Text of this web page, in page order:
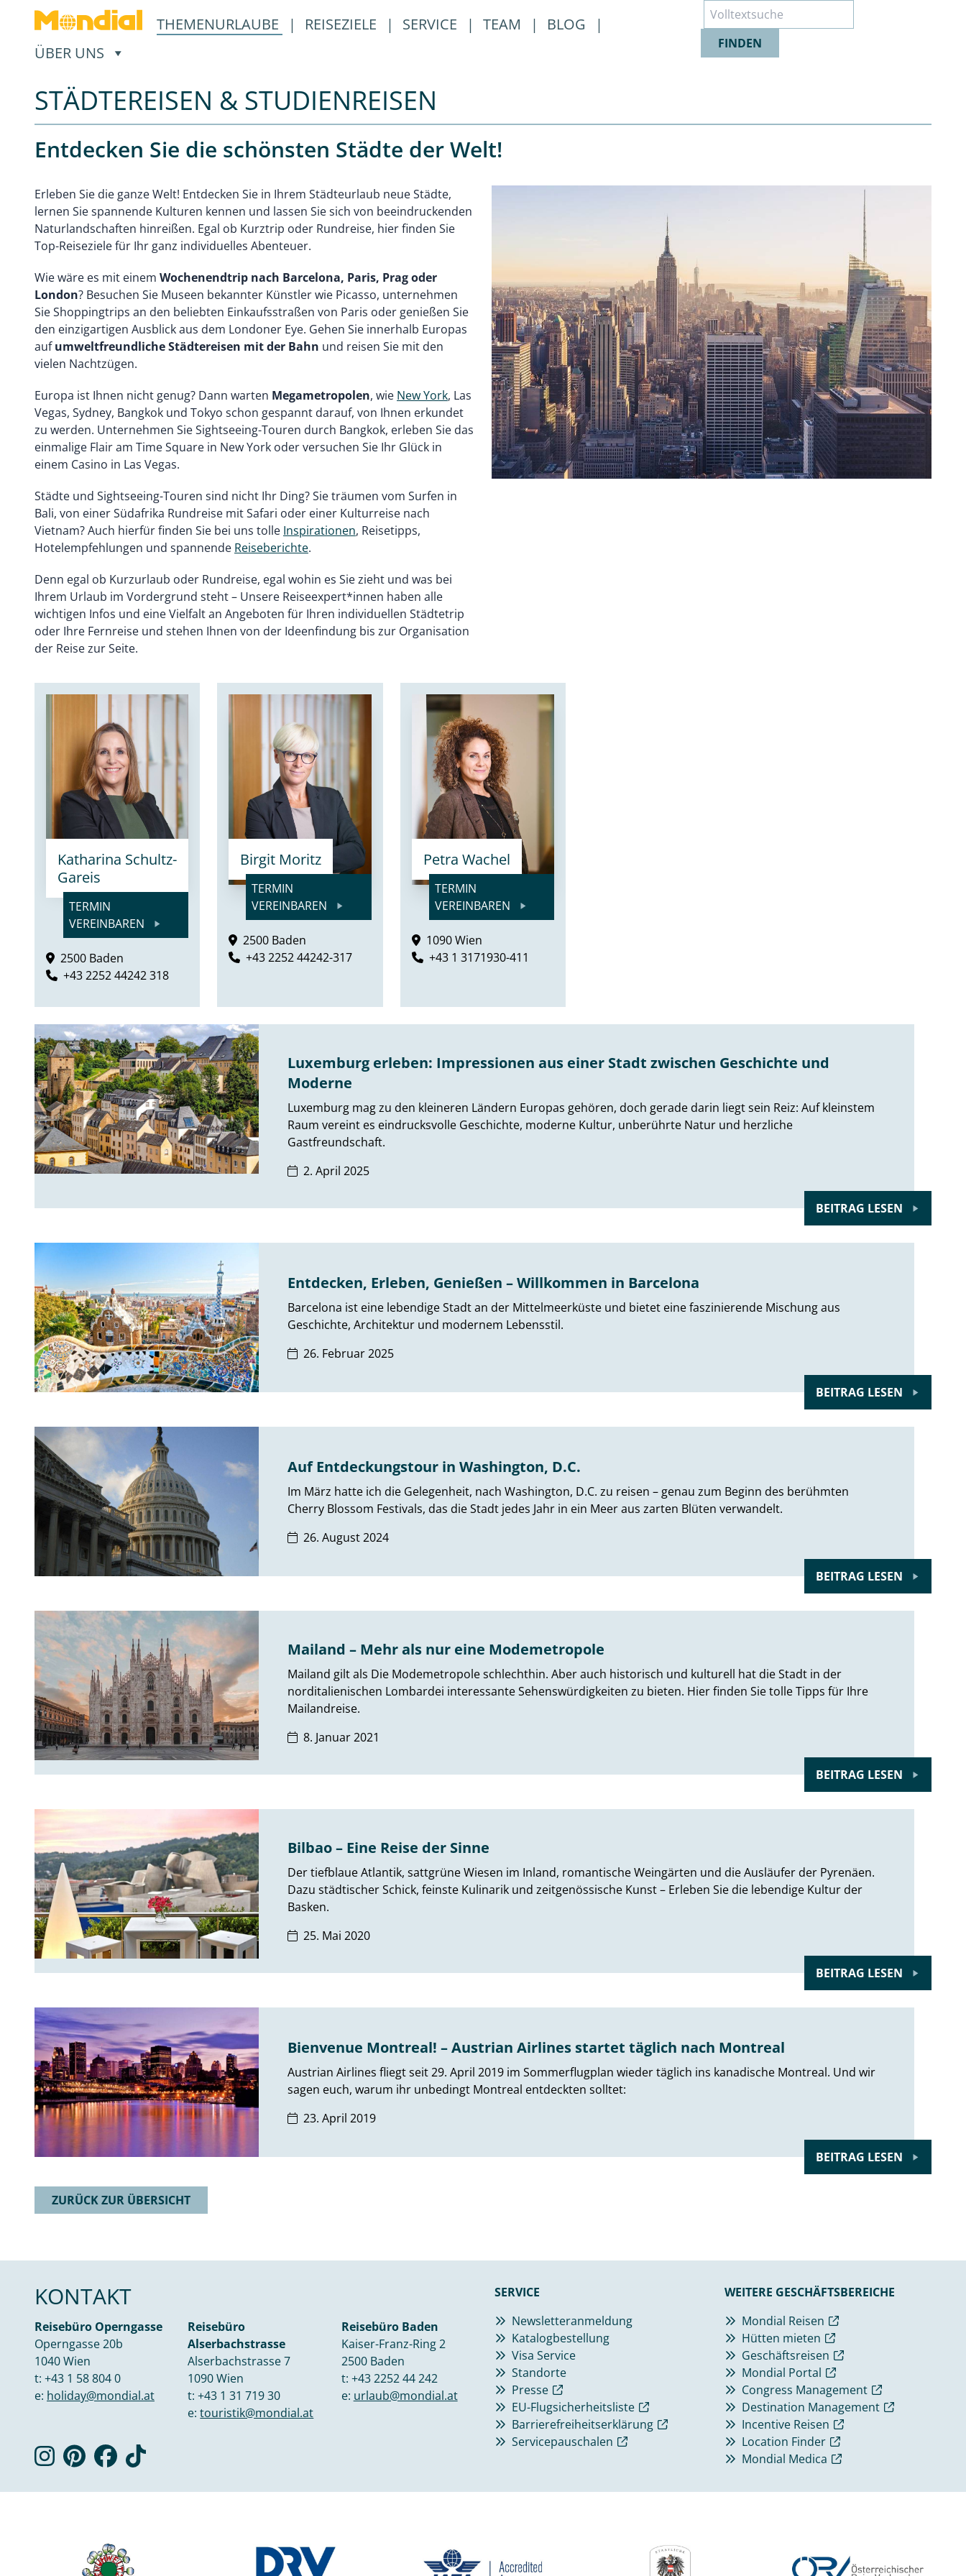
THEMENURLAUBE | REISEZIELE | SERVICE | TEAM | BLOG
|
ÜBER UNS , ÖFFNET EIN UNTERMENÜ
Suche
FINDEN
STÄDTEREISEN & STUDIENREISEN
Entdecken Sie die schönsten Städte der Welt!
Erleben Sie die ganze Welt! Entdecken Sie in Ihrem Städteurlaub neue Städte,
lernen Sie spannende Kulturen kennen und lassen Sie sich von beeindruckenden
Naturlandschaften hinreißen. Egal ob Kurztrip oder Rundreise, hier finden Sie
Top-Reiseziele für Ihr ganz individuelles Abenteuer.
Wie wäre es mit einem Wochenendtrip nach Barcelona, Paris, Prag oder
London? Besuchen Sie Museen bekannter Künstler wie Picasso, unternehmen
Sie Shoppingtrips an den beliebten Einkaufsstraßen von Paris oder genießen Sie
den einzigartigen Ausblick aus dem Londoner Eye. Gehen Sie innerhalb Europas
aufumweltfreundliche Städtereisen mit der Bahn und reisen Sie mit den
vielen Nachtzügen.
Europa ist Ihnen nicht genug? Dann warten Megametropolen, wie New York, Las
Vegas, Sydney, Bangkok und Tokyo schon gespannt darauf, von Ihnen erkundet
zu werden. Unternehmen Sie Sightseeing-Touren durch Bangkok, erleben Sie das
einmalige Flair am Time Square in New York oder versuchen Sie Ihr Glück in
einem Casino in Las Vegas.
Städte und Sightseeing-Touren sind nicht Ihr Ding? Sie träumen vom Surfen in
Bali, von einer Südafrika Rundreise mit Safari oder einer Kulturreise nach
Vietnam? Auch hierfür finden Sie bei uns tolle Inspirationen, Reisetipps,
Hotelempfehlungen und spannende Reiseberichte.
Denn egal ob Kurzurlaub oder Rundreise, egal wohin es Sie zieht und was bei
Ihrem Urlaub im Vordergrund steht – Unsere Reiseexpert*innen haben alle
wichtigen Infos und eine Vielfalt an Angeboten für Ihren individuellen Städtetrip
oder Ihre Fernreise und stehen Ihnen von der Ideenfindung bis zur Organisation
der Reise zur Seite.
Katharina Schultz-
Gareis
TERMIN
VEREINBAREN
2500 Baden
+43 2252 44242 318
Birgit Moritz
TERMIN
VEREINBAREN
2500 Baden
+43 2252 44242-317
Petra Wachel
TERMIN
VEREINBAREN
1090 Wien
+43 1 3171930-411
Luxemburg erleben: Impressionen aus einer Stadt zwischen Geschichte und
Moderne
Luxemburg mag zu den kleineren Ländern Europas gehören, doch gerade darin liegt sein Reiz: Auf kleinstem
Raum vereint es eindrucksvolle Geschichte, moderne Kultur, unberührte Natur und herzliche
Gastfreundschaft.
2. April 2025
BEITRAG LESEN
Entdecken, Erleben, Genießen – Willkommen in Barcelona
Barcelona ist eine lebendige Stadt an der Mittelmeerküste und bietet eine faszinierende Mischung aus
Geschichte, Architektur und modernem Lebensstil.
26. Februar 2025
BEITRAG LESEN
Auf Entdeckungstour in Washington, D.C.
Im März hatte ich die Gelegenheit, nach Washington, D.C. zu reisen – genau zum Beginn des berühmten
Cherry Blossom Festivals, das die Stadt jedes Jahr in ein Meer aus zarten Blüten verwandelt.
26. August 2024
BEITRAG LESEN
Mailand – Mehr als nur eine Modemetropole
Mailand gilt als Die Modemetropole schlechthin. Aber auch historisch und kulturell hat die Stadt in der
norditalienischen Lombardei interessante Sehenswürdigkeiten zu bieten. Hier finden Sie tolle Tipps für Ihre
Mailandreise.
8. Januar 2021
BEITRAG LESEN
Bilbao – Eine Reise der Sinne
Der tiefblaue Atlantik, sattgrüne Wiesen im Inland, romantische Weingärten und die Ausläufer der Pyrenäen.
Dazu städtischer Schick, feinste Kulinarik und zeitgenössische Kunst – Erleben Sie die lebendige Kultur der
Basken.
25. Mai 2020
BEITRAG LESEN
Bienvenue Montreal! – Austrian Airlines startet täglich nach Montreal
Austrian Airlines fliegt seit 29. April 2019 im Sommerflugplan wieder täglich ins kanadische Montreal. Und wir
sagen euch, warum ihr unbedingt Montreal entdeckten solltet:
23. April 2019
BEITRAG LESEN
ZURÜCK ZUR ÜBERSICHT
KONTAKT
Reisebüro Operngasse
Operngasse 20b
1040 Wien
t: +43 1 58 804 0
e: holiday@mondial.at
Reisebüro
Alserbachstrasse
Alserbachstrasse 7
1090 Wien
t:+43 1 31 719 30
e:touristik@mondial.at
Reisebüro Baden
Kaiser-Franz-Ring 2
2500 Baden
t: +43 2252 44 242
e: urlaub@mondial.at
SERVICE
Newsletteranmeldung
Katalogbestellung
Visa Service
Standorte
Presse
EU-Flugsicherheitsliste
Barrierefreiheitserklärung
Servicepauschalen
WEITERE GESCHÄFTSBEREICHE
Mondial Reisen
Hütten mieten
Geschäftsreisen
Mondial Portal
Congress Management
Destination Management
Incentive Reisen
Location Finder
Mondial Medica